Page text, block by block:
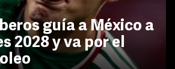
guía a México a
2028 y va por el